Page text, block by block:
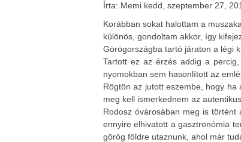
Írta: Memi kedd, szeptember 27,
Korábban sokat halottam a
különös, gondoltam akkor, így
Görögországba tartó járaton a légi
Tartott ez az érzés addig a
nyomokban sem hasonlított az
Rögtön az jutott eszembe, hogy
meg kell ismerkednem az
Rodosz óvárosában meg is
ennyire elhivatott a gasztronómia
görög földre utaznunk, ahol már